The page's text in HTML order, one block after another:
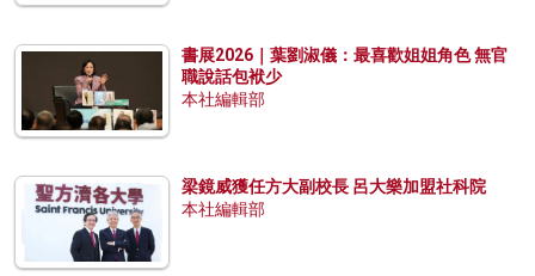
書展2026｜葉劉淑儀：最喜歡姐姐角色 無官
職說話包袱少
本社編輯部
梁鏡威獲任方大副校長 呂大樂加盟社科院
本社編輯部